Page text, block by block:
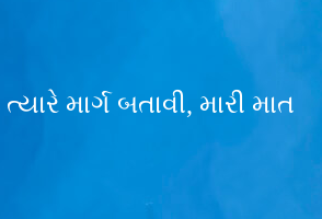
માર્ગ બતાવી, મારી માત